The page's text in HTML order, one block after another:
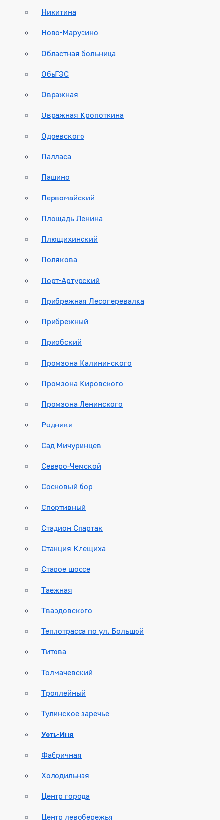
Никитина
Ново-Марусино
Областная больница
ОбьГЭС
Овражная
Овражная Кропоткина
Одоевского
Палласа
Пашино
Первомайский
Площадь Ленина
Плющихинский
Полякова
Порт-Артурский
Прибрежная Лесоперевалка
Прибрежный
Приобский
Промзона Калининского
Промзона Кировского
Промзона Ленинского
Родники
Сад Мичуринцев
Северо-Чемской
Сосновый бор
Спортивный
Стадион Спартак
Станция Клещиха
Старое шоссе
Таежная
Твардовского
Теплотрасса по ул. Большой
Титова
Толмачевский
Троллейный
Тулинское заречье
Усть-Иня
Фабричная
Холодильная
Центр города
Центр левобережья